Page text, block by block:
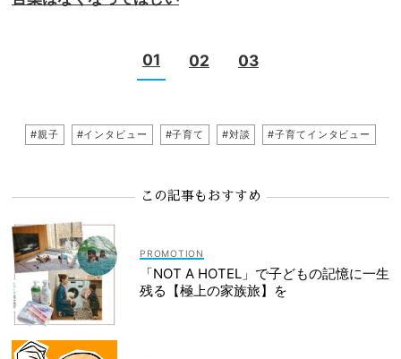
01 02 03
#親子 #インタビュー #子育て #対談 #子育てインタビュー
この記事もおすすめ
「NOT A HOTEL」で子どもの記憶に一生
残る【極上の家族旅】を